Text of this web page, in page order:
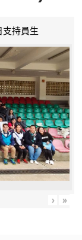
支持員生
› »